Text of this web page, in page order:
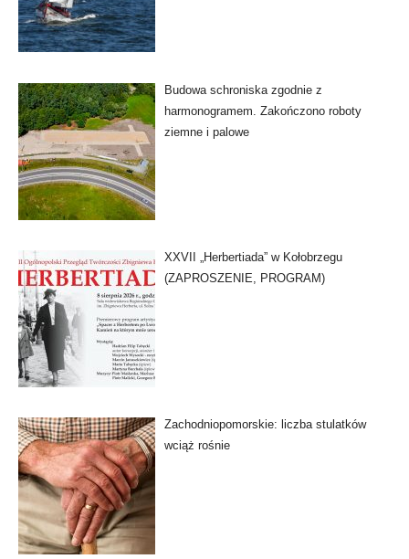
Budowa schroniska zgodnie z
harmonogramem. Zakończono roboty
ziemne i palowe
XXVII „Herbertiada” w Kołobrzegu
(ZAPROSZENIE, PROGRAM)
Zachodniopomorskie: liczba stulatków
wciąż rośnie